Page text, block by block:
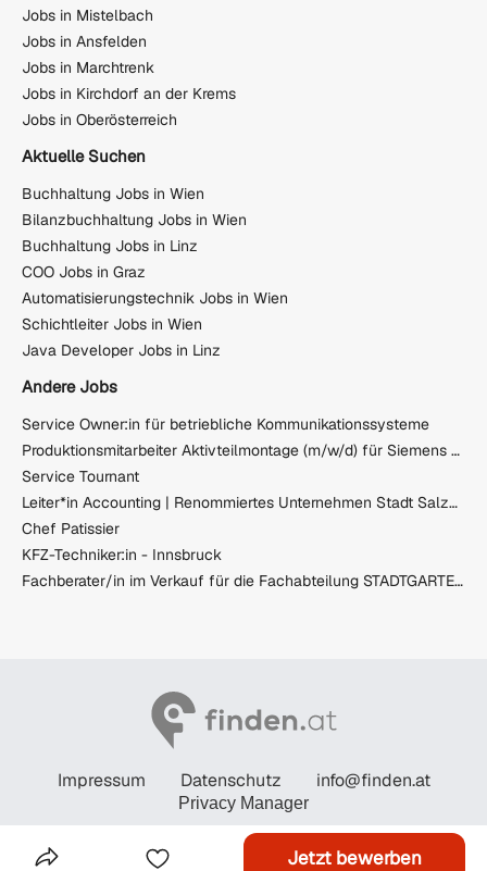
Jobs in Mistelbach
Jobs in Ansfelden
Jobs in Marchtrenk
Jobs in Kirchdorf an der Krems
Jobs in Oberösterreich
Aktuelle Suchen
Buchhaltung Jobs in Wien
Bilanzbuchhaltung Jobs in Wien
Buchhaltung Jobs in Linz
COO Jobs in Graz
Automatisierungstechnik Jobs in Wien
Schichtleiter Jobs in Wien
Java Developer Jobs in Linz
Andere Jobs
Service Owner:in für betriebliche Kommunikationssysteme
Produktionsmitarbeiter Aktivteilmontage (m/w/d) für Siemens Energy
Service Tournant
Leiter*in Accounting | Renommiertes Unternehmen Stadt Salzburg
Chef Patissier
KFZ-Techniker:in - Innsbruck
Fachberater/in im Verkauf für die Fachabteilung STADTGARTEN - Hartware
Das Inserat Teilen Jetzt bewerben
Impressum Datenschutz info@finden.at
Privacy Manager
© STANDARD Verlagsgesellschaft m.b.H. 2026